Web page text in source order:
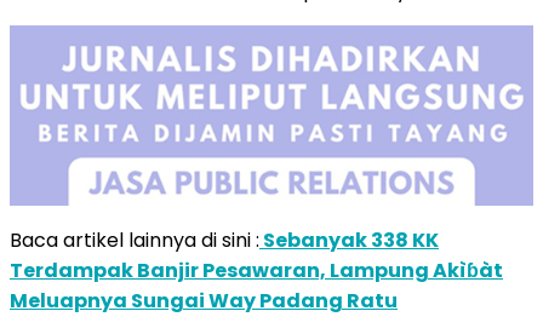
Baca artikel lainnya di sini : Sebanyak 338 KK
Terdampak Banjir Pesawaran, Lampung Akìɓàt
Meluapnya Sungai Way Padang Ratu